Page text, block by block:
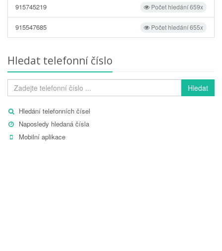
Počet hledání 659x
915745219
Počet hledání 655x
915547685
Hledat telefonní číslo
Hledat
Hledání telefonních čísel
Naposledy hledaná čísla
Mobilní aplikace